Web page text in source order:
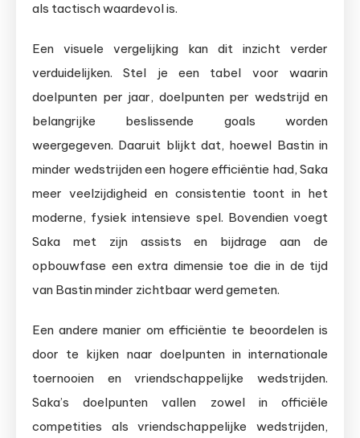
als tactisch waardevol is.
Een visuele vergelijking kan dit inzicht verder
verduidelijken. Stel je een tabel voor waarin
doelpunten per jaar, doelpunten per wedstrijd en
belangrijke beslissende goals worden
weergegeven. Daaruit blijkt dat, hoewel Bastin in
minder wedstrijden een hogere efficiëntie had, Saka
meer veelzijdigheid en consistentie toont in het
moderne, fysiek intensieve spel. Bovendien voegt
Saka met zijn assists en bijdrage aan de
opbouwfase een extra dimensie toe die in de tijd
van Bastin minder zichtbaar werd gemeten.
Een andere manier om efficiëntie te beoordelen is
door te kijken naar doelpunten in internationale
toernooien en vriendschappelijke wedstrijden.
Saka’s doelpunten vallen zowel in officiële
competities als vriendschappelijke wedstrijden,